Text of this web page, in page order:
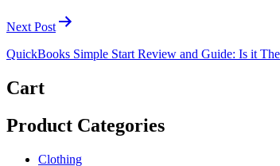
Next Post
QuickBooks Simple Start Review and Guide: Is it
Cart
Product Categories
Clothing